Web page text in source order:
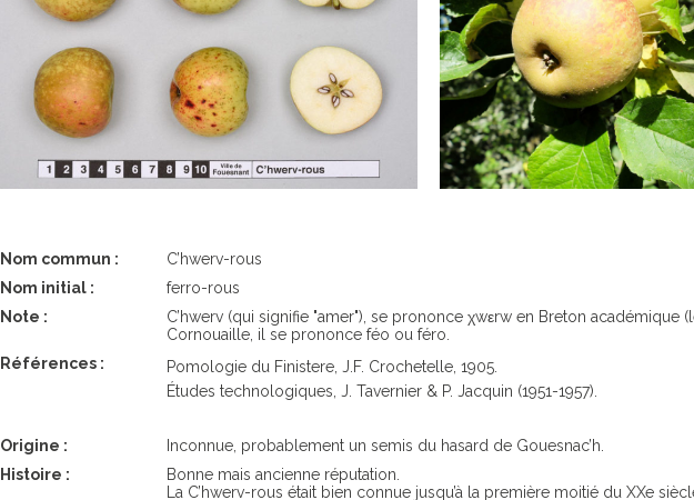
Nom commun :
C’hwerv-rous
Nom initial :
ferro-rous
Note :
C’hwerv (qui signifie "amer"), se prononce χwεrw en Breton
Cornouaille, il se prononce féo ou féro.
Références :
Pomologie du Finistere, J.F. Crochetelle, 1905.
Études technologiques, J. Tavernier & P. Jacquin (1951-1957).
Origine :
Inconnue, probablement un semis du hasard de Gouesnac’h.
Histoire :
Bonne mais ancienne réputation.
La C’hwerv-rous était bien connue jusqu’à la première moitié du XXe